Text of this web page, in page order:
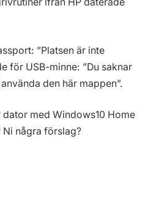
”Platsen är inte
för USB-minne: ”Du saknar
den här mappen”.
med Windows10 Home
några förslag?